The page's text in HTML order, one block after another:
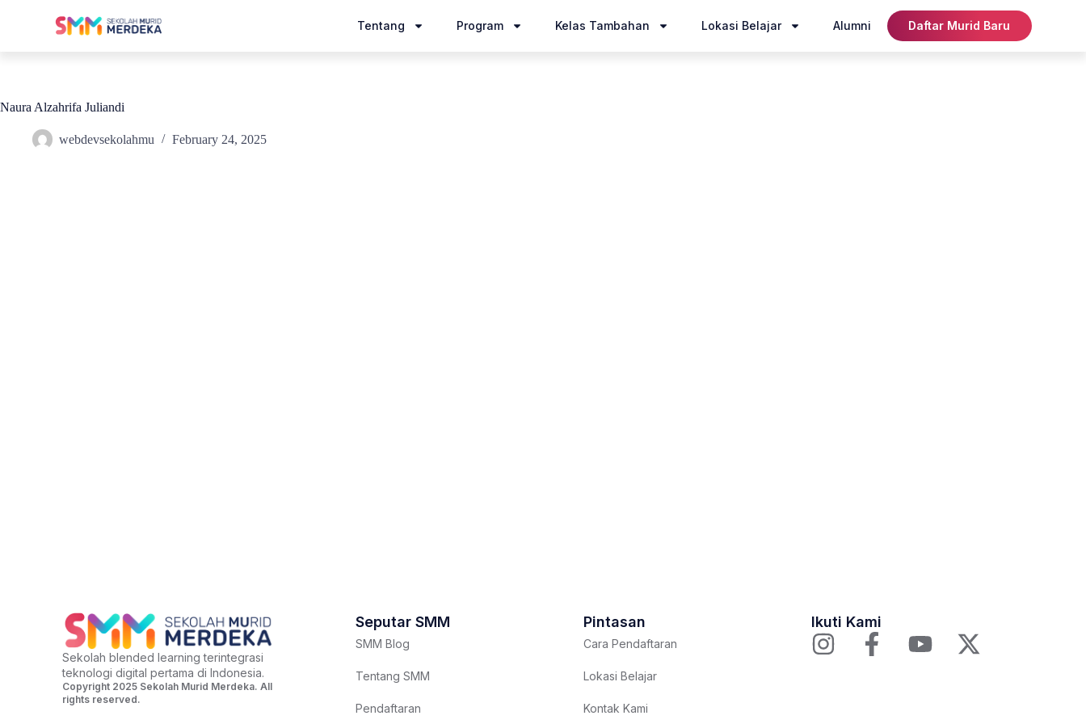
Tentang Program Kelas Tambahan Lokasi Belajar Alumni Daftar Murid Baru
Naura Alzahrifa Juliandi​
webdevsekolahmu February 24, 2025
Sekolah blended learning terintegrasi
teknologi digital pertama di Indonesia.
Copyright 2025 Sekolah Murid Merdeka. All
rights reserved.
Seputar SMM
SMM Blog
Tentang SMM
Pendaftaran
Pintasan
Cara Pendaftaran
Lokasi Belajar
Kontak Kami
Ikuti Kami